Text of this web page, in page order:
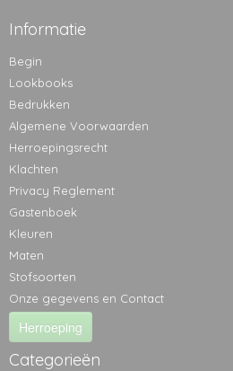
Informatie
Begin
Lookbooks
Bedrukken
Algemene Voorwaarden
Herroepingsrecht
Klachten
Privacy Reglement
Gastenboek
Kleuren
Maten
Stofsoorten
Onze gegevens en Contact
Herroeping
Categorieën